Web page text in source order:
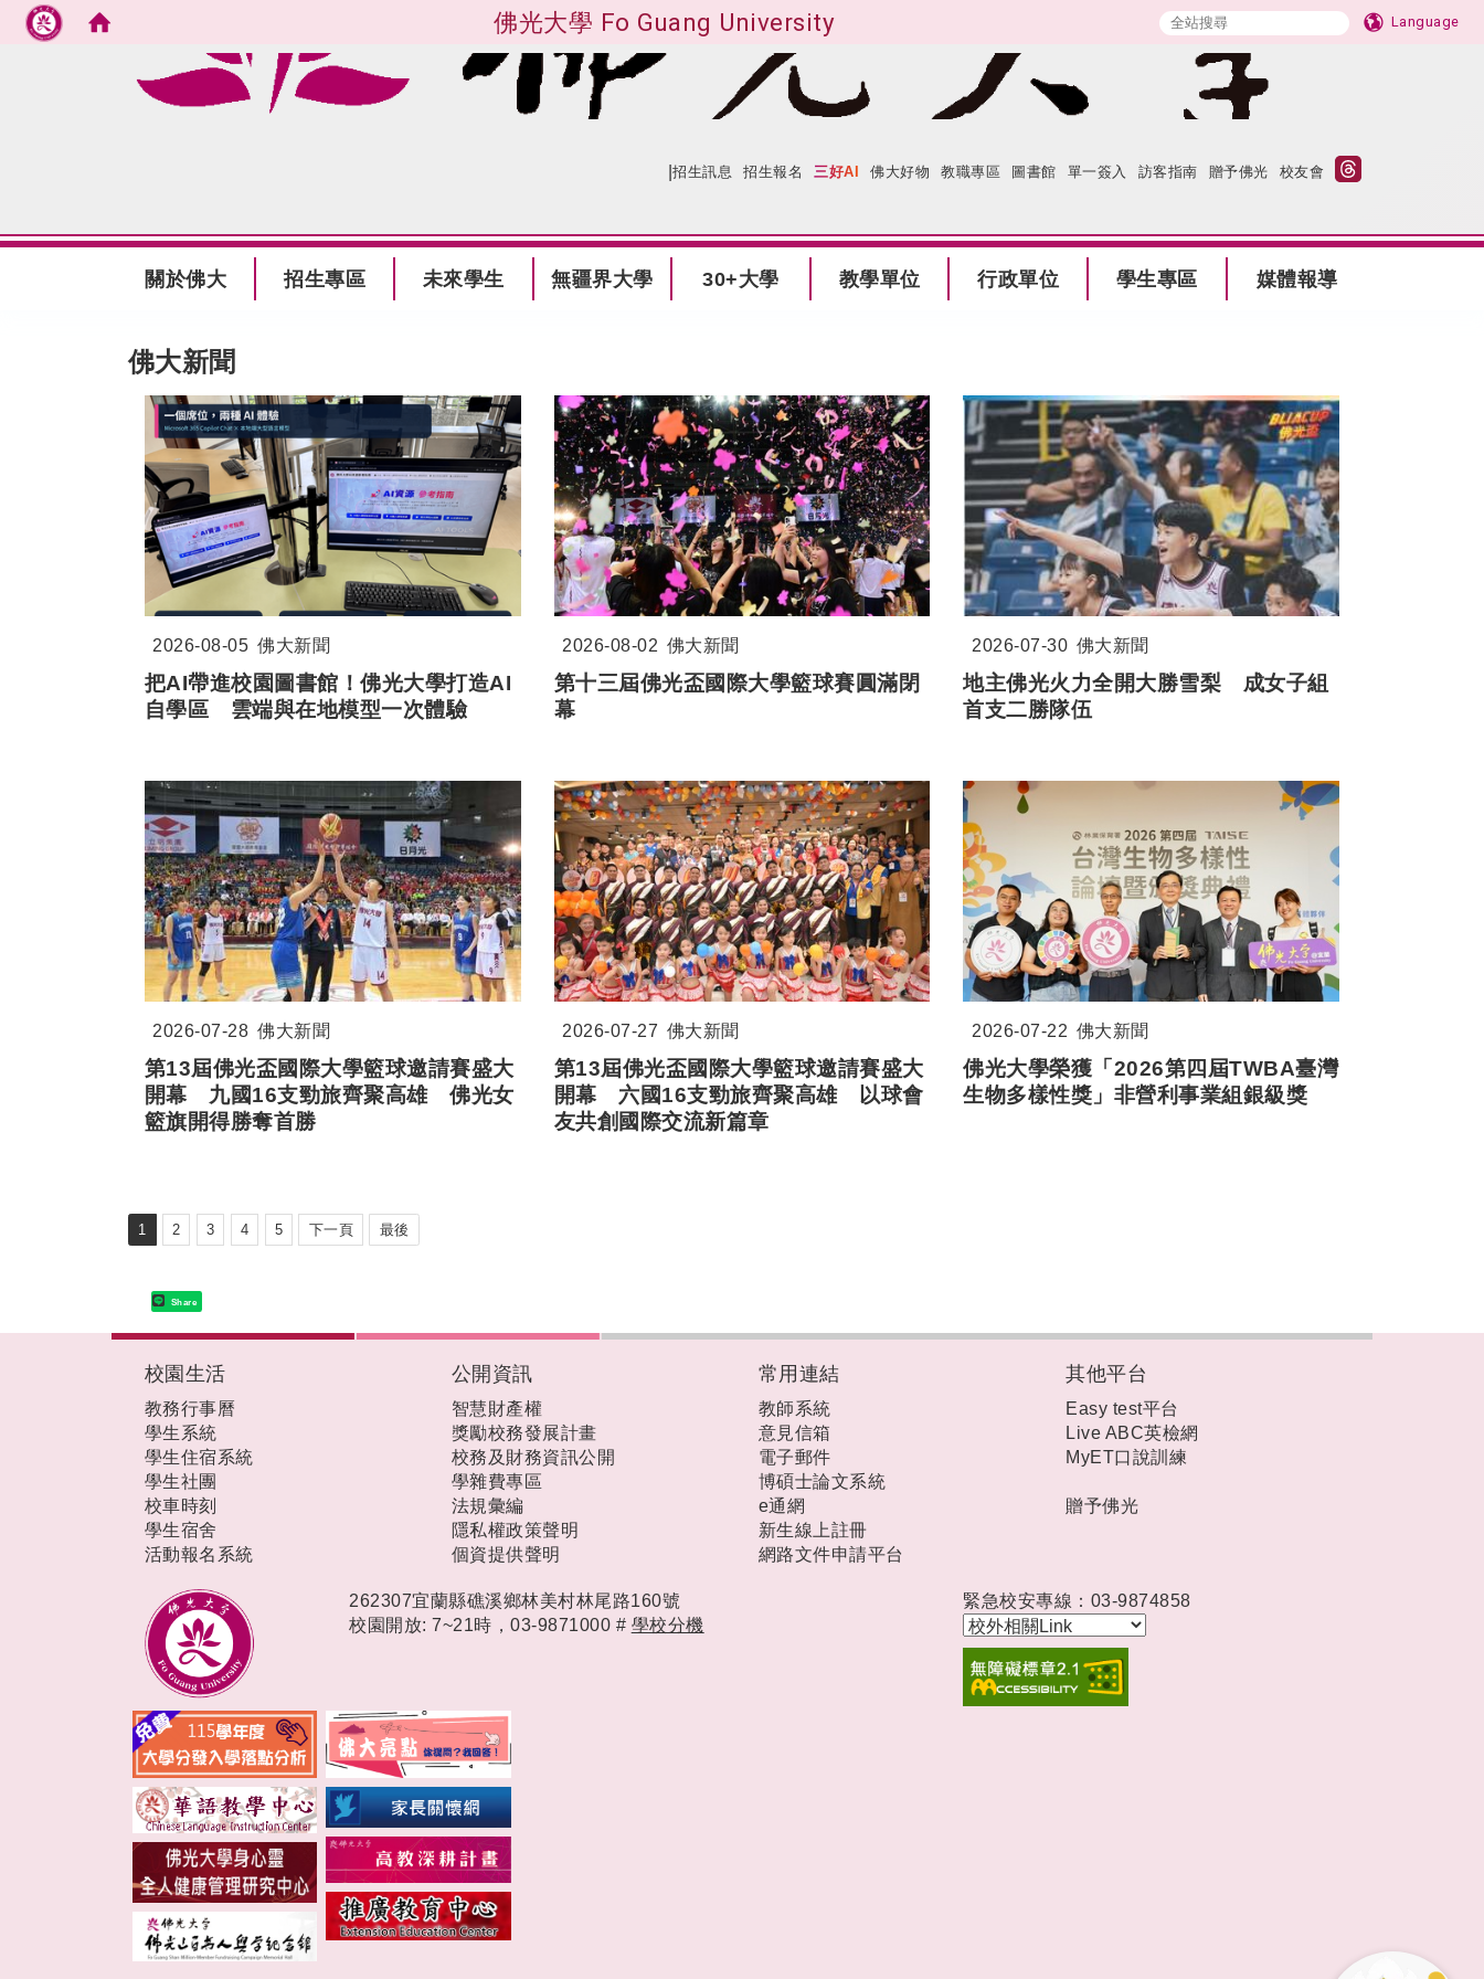
佛光大學 Fo Guang University Language
跳到主要內容
|招生訊息 招生報名 三好AI 佛大好物 教職專區 圖書館 單一簽入 訪客指南 贈予佛光 校友會
關於佛大 招生專區 未來學生 無疆界大學 30+大學 教學單位 行政單位 學生專區 媒體報導
佛大新聞
2026-08-05 佛大新聞
把AI帶進校園圖書館！佛光大學打造AI
自學區 雲端與在地模型一次體驗
2026-08-02 佛大新聞
第十三屆佛光盃國際大學籃球賽圓滿閉
幕
2026-07-30 佛大新聞
地主佛光火力全開大勝雪梨 成女子組
首支二勝隊伍
2026-07-28 佛大新聞
第13屆佛光盃國際大學籃球邀請賽盛大
開幕 九國16支勁旅齊聚高雄 佛光女
籃旗開得勝奪首勝
2026-07-27 佛大新聞
第13屆佛光盃國際大學籃球邀請賽盛大
開幕 六國16支勁旅齊聚高雄 以球會
友共創國際交流新篇章
2026-07-22 佛大新聞
佛光大學榮獲「2026第四屆TWBA臺灣
生物多樣性獎」非營利事業組銀級獎
1 2 3 4 5 下一頁 最後
Share
校園生活
教務行事曆
學生系統
學生住宿系統
學生社團
校車時刻
學生宿舍
活動報名系統
公開資訊
智慧財產權
獎勵校務發展計畫
校務及財務資訊公開
學雜費專區
法規彙編
隱私權政策聲明
個資提供聲明
常用連結
教師系統
意見信箱
電子郵件
博碩士論文系統
e通網
新生線上註冊
網路文件申請平台
其他平台
Easy test平台
Live ABC英檢網
MyET口說訓練
贈予佛光
262307宜蘭縣礁溪鄉林美村林尾路160號
校園開放: 7~21時，03-9871000 # 學校分機
緊急校安專線：03-9874858